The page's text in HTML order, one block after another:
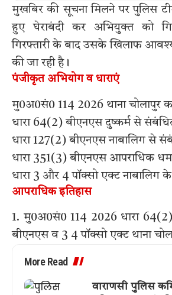
मुखबिर की सूचना मिलने पर पुलिस
हुए घेराबंदी कर अभियुक्त को
गिरफ्तारी के बाद उसके खिलाफ
की जा रही है।
पंजीकृत अभियोग व धाराएं
मु0अ0सं0 114 2026 थाना चोलापुर
धारा 64(2) बीएनएस दुष्कर्म से
धारा 127(2) बीएनएस नाबालिग से
धारा 351(3) बीएनएस आपराधिक
धारा 3 और 4 पॉक्सो एक्ट नाबालिग के
आपराधिक इतिहास
1. मु0अ0सं0 114 2026 धारा
बीएनएस व 3 4 पॉक्सो एक्ट थाना
More Read
वाराणसी पुलिस